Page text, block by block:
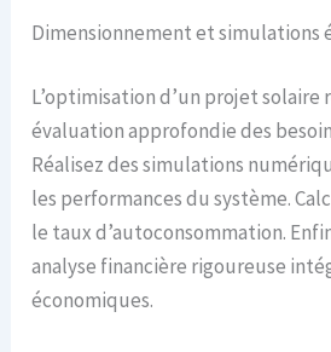
Dimensionnement et simulations
L’optimisation d’un projet
évaluation approfondie des
Réalisez des simulations
les performances du système.
le taux d’autoconsommation.
analyse financière rigoureuse
économiques.